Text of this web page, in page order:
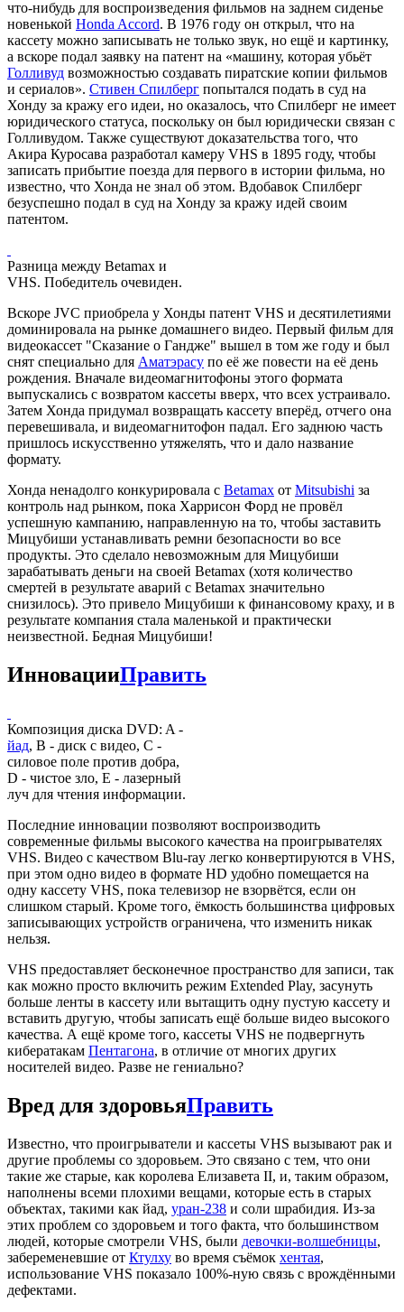
что-нибудь для воспроизведения фильмов на заднем сиденье
новенькой Honda Accord. В 1976 году он открыл, что на
кассету можно записывать не только звук, но ещё и картинку,
а вскоре подал заявку на патент на «машину, которая убьёт
Голливуд возможностью создавать пиратские копии фильмов
и сериалов». Стивен Спилберг попытался подать в суд на
Хонду за кражу его идеи, но оказалось, что Спилберг не имеет
юридического статуса, поскольку он был юридически связан с
Голливудом. Также существуют доказательства того, что
Акира Куросава разработал камеру VHS в 1895 году, чтобы
записать прибытие поезда для первого в истории фильма, но
известно, что Хонда не знал об этом. Вдобавок Спилберг
безуспешно подал в суд на Хонду за кражу идей своим
патентом.
Разница между Betamax и
VHS. Победитель очевиден.
Вскоре JVC приобрела у Хонды патент VHS и десятилетиями
доминировала на рынке домашнего видео. Первый фильм для
видеокассет "Сказание о Гандже" вышел в том же году и был
снят специально для Аматэрасу по её же повести на её день
рождения. Вначале видеомагнитофоны этого формата
выпускались с возвратом кассеты вверх, что всех устраивало.
Затем Хонда придумал возвращать кассету вперёд, отчего она
перевешивала, и видеомагнитофон падал. Его заднюю часть
пришлось искусственно утяжелять, что и дало название
формату.
Хонда ненадолго конкурировала с Betamax от Mitsubishi за
контроль над рынком, пока Харрисон Форд не провёл
успешную кампанию, направленную на то, чтобы заставить
Мицубиши устанавливать ремни безопасности во все
продукты. Это сделало невозможным для Мицубиши
зарабатывать деньги на своей Betamax (хотя количество
смертей в результате аварий с Betamax значительно
снизилось). Это привело Мицубиши к финансовому краху, и в
результате компания стала маленькой и практически
неизвестной. Бедная Мицубиши!
ИнновацииПравить
Композиция диска DVD: A -
йад, B - диск с видео, C -
силовое поле против добра,
D - чистое зло, Е - лазерный
луч для чтения информации.
Последние инновации позволяют воспроизводить
современные фильмы высокого качества на проигрывателях
VHS. Видео с качеством Blu-ray легко конвертируются в VHS,
при этом одно видео в формате HD удобно помещается на
одну кассету VHS, пока телевизор не взорвётся, если он
слишком старый. Кроме того, ёмкость большинства цифровых
записывающих устройств ограничена, что изменить никак
нельзя.
VHS предоставляет бесконечное пространство для записи, так
как можно просто включить режим Extended Play, засунуть
больше ленты в кассету или вытащить одну пустую кассету и
вставить другую, чтобы записать ещё больше видео высокого
качества. А ещё кроме того, кассеты VHS не подвергнуть
кибератакам Пентагона, в отличие от многих других
носителей видео. Разве не гениально?
Вред для здоровьяПравить
Известно, что проигрыватели и кассеты VHS вызывают рак и
другие проблемы со здоровьем. Это связано с тем, что они
такие же старые, как королева Елизавета II, и, таким образом,
наполнены всеми плохими вещами, которые есть в старых
объектах, такими как йад, уран-238 и соли шрабидия. Из-за
этих проблем со здоровьем и того факта, что большинством
людей, которые смотрели VHS, были девочки-волшебницы,
забеременевшие от Ктулху во время съёмок хентая,
использование VHS показало 100%-ную связь с врождёнными
дефектами.